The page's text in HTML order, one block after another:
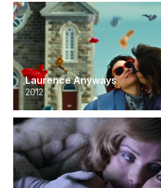
Laurence Anyways
2012